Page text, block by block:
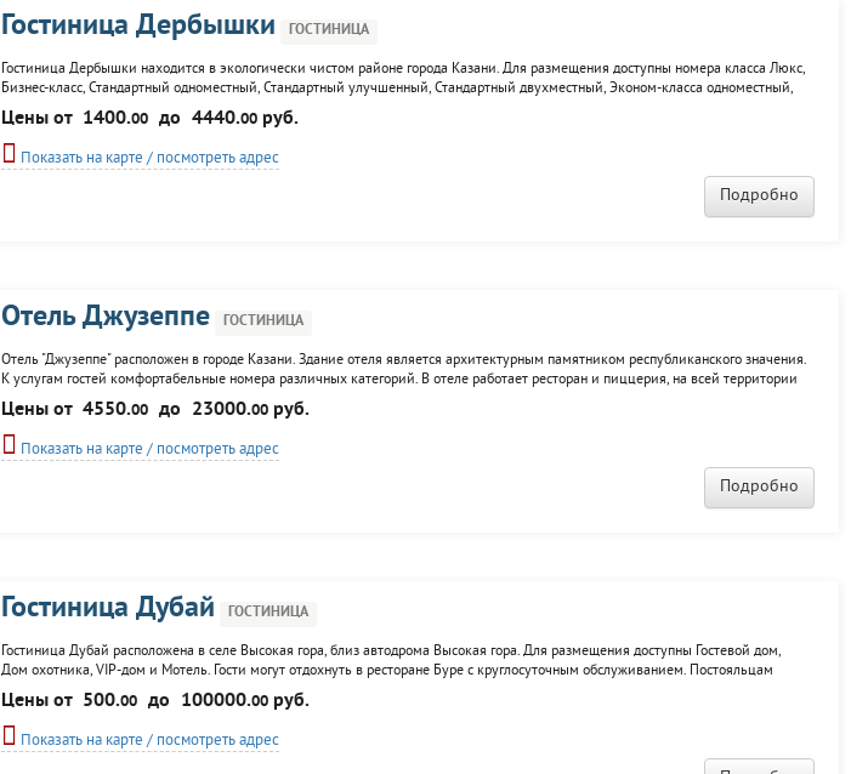
Гостиница Дербышки ГОСТИНИЦА
Гостиница Дербышки находится в экологически чистом районе города Казани. Для размещения доступны номера класса Люкс,
Бизнес-класс, Стандартный одноместный, Стандартный улучшенный, Стандартный двухместный, Эконом-класса одноместный,
Эконом-класса одноместный блок целиком, Эконом-класса двухместный. Гости могут отдохнуть в уютном ресторане гостиницы.
Постояльцам доступны бильярдный зал, сауна и бар.
Цены от 1400.00 до 4440.00руб.
Показать на карте / посмотреть адрес
Подробно
Отель Джузеппе ГОСТИНИЦА
Отель "Джузеппе" расположен в городе Казани. Здание отеля является архитектурным памятником республиканского значения.
К услугам гостей комфортабельные номера различных категорий. В отеле работает ресторан и пиццерия, на всей территории
гостиницы действует Wi-Fi интернет. Для корпоративных клиентов предусмотрены 2 конференц-зала, комната переговоров,
оборудованные всем необходимым для...
Цены от 4550.00 до 23000.00руб.
Показать на карте / посмотреть адрес
Подробно
Гостиница Дубай ГОСТИНИЦА
Гостиница Дубай расположена в селе Высокая гора, близ автодрома Высокая гора. Для размещения доступны Гостевой дом,
Дом охотника, VIP-дом и Мотель. Гости могут отдохнуть в ресторане Буре с круглосуточным обслуживанием. Постояльцам
доступны посещение спортивного комплекса Чингисхан, автодрома Высокая гора, конные прогулки, банный комплекс, пейнтбол,
все виды массажа.
Цены от 500.00 до 100000.00руб.
Показать на карте / посмотреть адрес